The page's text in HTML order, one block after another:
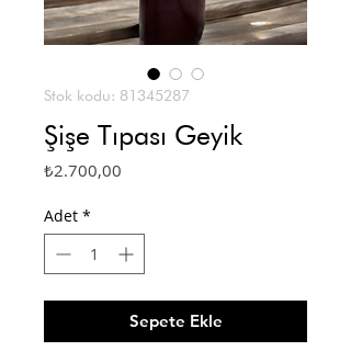
Stok kodu: 81345287
Şişe Tıpası Geyik
₺2.700,00
Adet *
Sepete Ekle